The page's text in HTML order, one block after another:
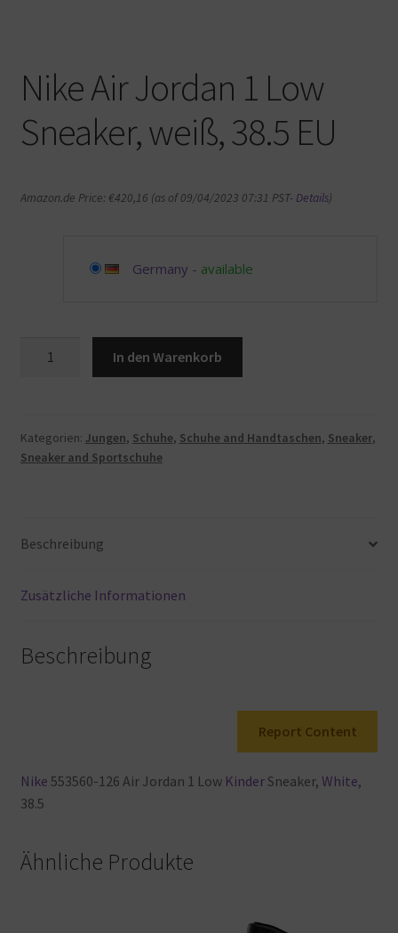
Nike Air Jordan 1 Low
Sneaker, weiß, 38.5 EU
Amazon.de Price: €420,16 (as of 09/04/2023 07:31 PST- Details)
Germany - available
Low
Sneaker,
Menge
In den Warenkorb
Kategorien: Jungen, Schuhe, Schuhe and Handtaschen, Sneaker,
Sneaker and Sportschuhe
Beschreibung
Zusätzliche Informationen
Beschreibung
Report Content
Nike 553560-126 Air Jordan 1 Low Kinder Sneaker, White,
38.5
Ähnliche Produkte